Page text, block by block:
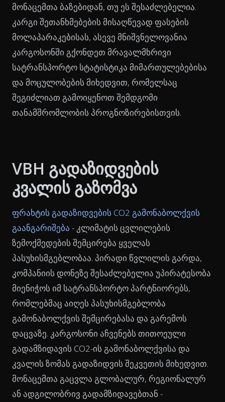
მონაცემთა ბაზებიდან, თუ ეს შესაძლებელია.
კარგი შეთანხმებების მისაღწევად ფასების
მოლაპარაკებისას, ასევე მნიშვნელოვანია
კარგოსონში გქონდეთ მრავალმხრივი
სატრანსპორტო სტატისტიკა მიმართულებებისა
და მოცულობების მიხედვით, რომელსაც
შეგიძლიათ გამოიყენოთ შემდგომი
თანამშრომლობის პროგნოზირებისთვის.
VBH გადაზიდვების
კვალის გაზომვა
ფრახტის გადაზიდვების CO2 გამონაბოლქვის
გაანგარიშება - კლიმატის ცვლილების
ზემოქმედების შემცირება ყველას
პასუხისმგებლობაა. პირადი წვლილის გარდა,
კომპანიის დონეზე შესაძლებელია უპირატესობა
მიენიჭოს იმ სატრანსპორტო პარტნიორებს,
რომლებმაც აიღეს პასუხისმგებლობა
გამონაბოლქვის შემცირებასა და გარემოს
დაცვაზე. კარგოსონი აჩვენებს თითოეული
გადამზიდავის CO2-ის გამონაბოლქვისა და
კვალის ზომას გადაზიდვის შეკვეთის მიხედვით.
მონაცემთა გაცვლა გლობალურ, რეგიონალურ
ან ადგილობრივ გადამზიდავებთან -